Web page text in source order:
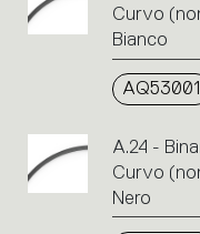
Curvo
Bianco
AQ53001
A.24 -
Curvo
Nero